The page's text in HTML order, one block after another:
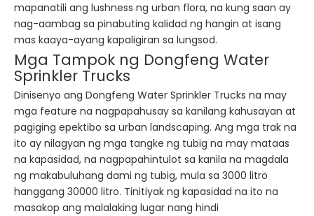
mapanatili ang lushness ng urban flora, na kung saan ay
nag-aambag sa pinabuting kalidad ng hangin at isang
mas kaaya-ayang kapaligiran sa lungsod.
Mga Tampok ng Dongfeng Water
Sprinkler Trucks
Dinisenyo ang Dongfeng Water Sprinkler Trucks na may
mga feature na nagpapahusay sa kanilang kahusayan at
pagiging epektibo sa urban landscaping. Ang mga trak na
ito ay nilagyan ng mga tangke ng tubig na may mataas
na kapasidad, na nagpapahintulot sa kanila na magdala
ng makabuluhang dami ng tubig, mula sa 3000 litro
hanggang 30000 litro. Tinitiyak ng kapasidad na ito na
masakop ang malalaking lugar nang hindi